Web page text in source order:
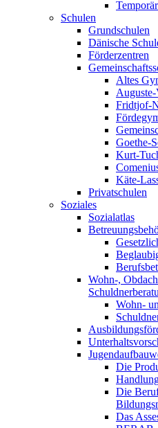
Schulen
Grundschulen
Dänische
Förderzentren
Altes
Fridtjof-
Goethe-
Kurt-
Käte-
Privatschulen
Soziales
Sozialatlas
Wohn-,
Wohn-
Die
Die
Das